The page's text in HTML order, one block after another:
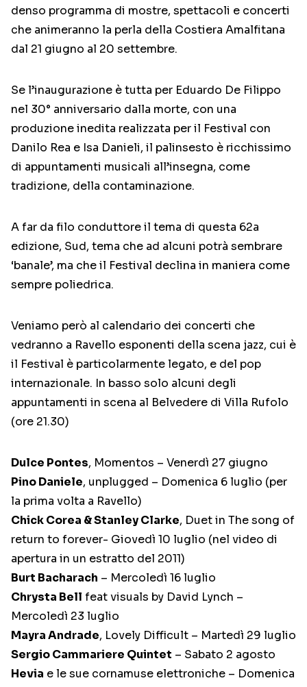
denso programma di mostre, spettacoli e concerti
che animeranno la perla della Costiera Amalfitana
dal 21 giugno al 20 settembre.
Se l’inaugurazione è tutta per Eduardo De Filippo
nel 30° anniversario dalla morte, con una
produzione inedita realizzata per il Festival con
Danilo Rea e Isa Danieli, il palinsesto è ricchissimo
di appuntamenti musicali all’insegna, come
tradizione, della contaminazione.
A far da filo conduttore il tema di questa 62a
edizione, Sud, tema che ad alcuni potrà sembrare
‘banale’, ma che il Festival declina in maniera come
sempre poliedrica.
Veniamo però al calendario dei concerti che
vedranno a Ravello esponenti della scena jazz, cui è
il Festival è particolarmente legato, e del pop
internazionale. In basso solo alcuni degli
appuntamenti in scena al Belvedere di Villa Rufolo
(ore 21.30)
Dulce Pontes, Momentos – Venerdì 27 giugno
Pino Daniele, unplugged – Domenica 6 luglio (per
la prima volta a Ravello)
Chick Corea & Stanley Clarke, Duet in The song of
return to forever- Giovedì 10 luglio (nel video di
apertura in un estratto del 2011)
Burt Bacharach – Mercoledì 16 luglio
Chrysta Bell feat visuals by David Lynch –
Mercoledì 23 luglio
Mayra Andrade, Lovely Difficult – Martedì 29 luglio
Sergio Cammariere Quintet – Sabato 2 agosto
Hevia e le sue cornamuse elettroniche – Domenica